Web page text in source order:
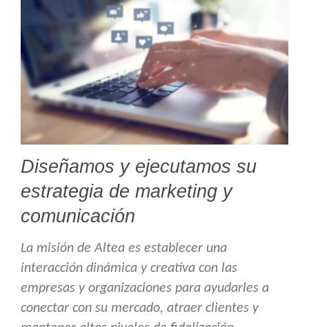
Diseñamos y ejecutamos su
estrategia de marketing y
comunicación
La misión de Altea es establecer una
interacción dinámica y creativa con las
empresas y organizaciones para ayudarles a
conectar con su mercado, atraer clientes y